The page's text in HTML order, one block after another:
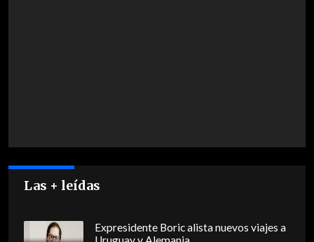
Las + leídas
Expresidente Boric alista nuevos viajes a